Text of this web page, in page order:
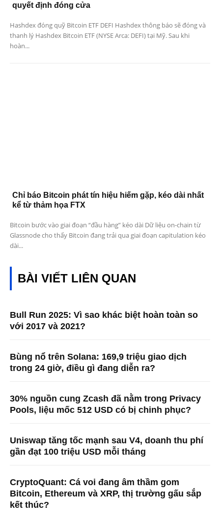
quyết định đóng cửa
Hashdex đóng quỹ Bitcoin ETF DEFI Hashdex thông báo sẽ đóng và
thanh lý Hashdex Bitcoin ETF (NYSE Arca: DEFI) tại Mỹ. Sau khi
hoàn...
Chỉ báo Bitcoin phát tín hiệu hiếm gặp, kéo dài nhất
kể từ thảm họa FTX
Bitcoin bước vào giai đoạn “đầu hàng” kéo dài Dữ liệu on-chain từ
Glassnode cho thấy Bitcoin đang trải qua giai đoạn capitulation kéo
dài...
BÀI VIẾT LIÊN QUAN
Bull Run 2025: Vì sao khác biệt hoàn toàn so
với 2017 và 2021?
Bùng nổ trên Solana: 169,9 triệu giao dịch
trong 24 giờ, điều gì đang diễn ra?
30% nguồn cung Zcash đã nằm trong Privacy
Pools, liệu mốc 512 USD có bị chinh phục?
Uniswap tăng tốc mạnh sau V4, doanh thu phí
gần đạt 100 triệu USD mỗi tháng
CryptoQuant: Cá voi đang âm thầm gom
Bitcoin, Ethereum và XRP, thị trường gấu sắp
kết thúc?